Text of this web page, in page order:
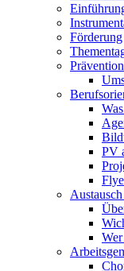
Förderung
Prävention
PV